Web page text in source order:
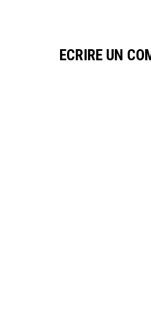
ECRIRE UN